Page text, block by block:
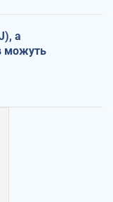
а
можуть